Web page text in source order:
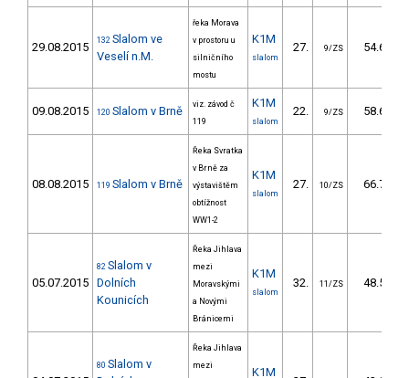
29.08.2015 132 Slalom ve
Veselí n.M.
řeka Morava
v prostoru u
silničního
mostu
K1M
slalom
27. 9/ZS 54.64
09.08.2015 120 Slalom v Brně
viz. závod č
119
K1M
slalom
22. 9/ZS 58.60
08.08.2015 119 Slalom v Brně
Řeka Svratka
v Brně za
výstavištěm
obtížnost
WW1-2
K1M
slalom
27. 10/ZS 66.70
05.07.2015
82 Slalom v
Dolních
Kounicích
Řeka Jihlava
mezi
Moravskými
a Novými
Bránicemi
K1M
slalom
32. 11/ZS 48.50
80 Slalom v
Řeka Jihlava
mezi
K1M